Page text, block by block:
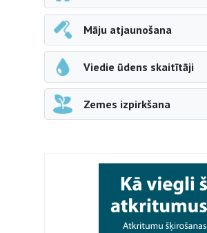
Māju atjaunošana
Viedie ūdens skaitītāji
Zemes izpirkšana